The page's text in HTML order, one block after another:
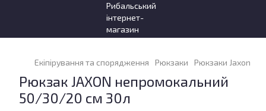
Екіпірування та спорядження Рюкзаки Рюкзаки Jaxon
Рюкзак JAXON непромокальний
50/30/20 см 30л